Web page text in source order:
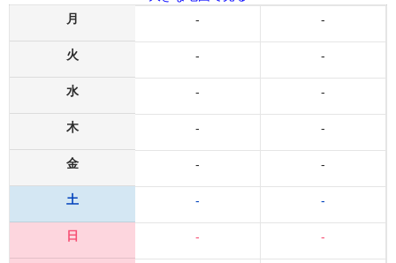
月
火
水
木
金
土
日
-
-
-
-
-
-
-
-
-
-
-
-
-
-